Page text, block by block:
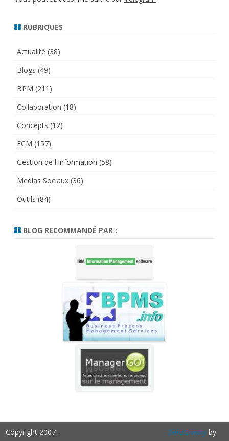
RUBRIQUES
Actualité (38)
Blogs (49)
BPM (211)
Collaboration (18)
Concepts (12)
ECM (157)
Gestion de l'Information (58)
Medias Sociaux (36)
Outils (84)
BLOG RECOMMANDÉ PAR :
Copyright 2007 - ZeroGravityby